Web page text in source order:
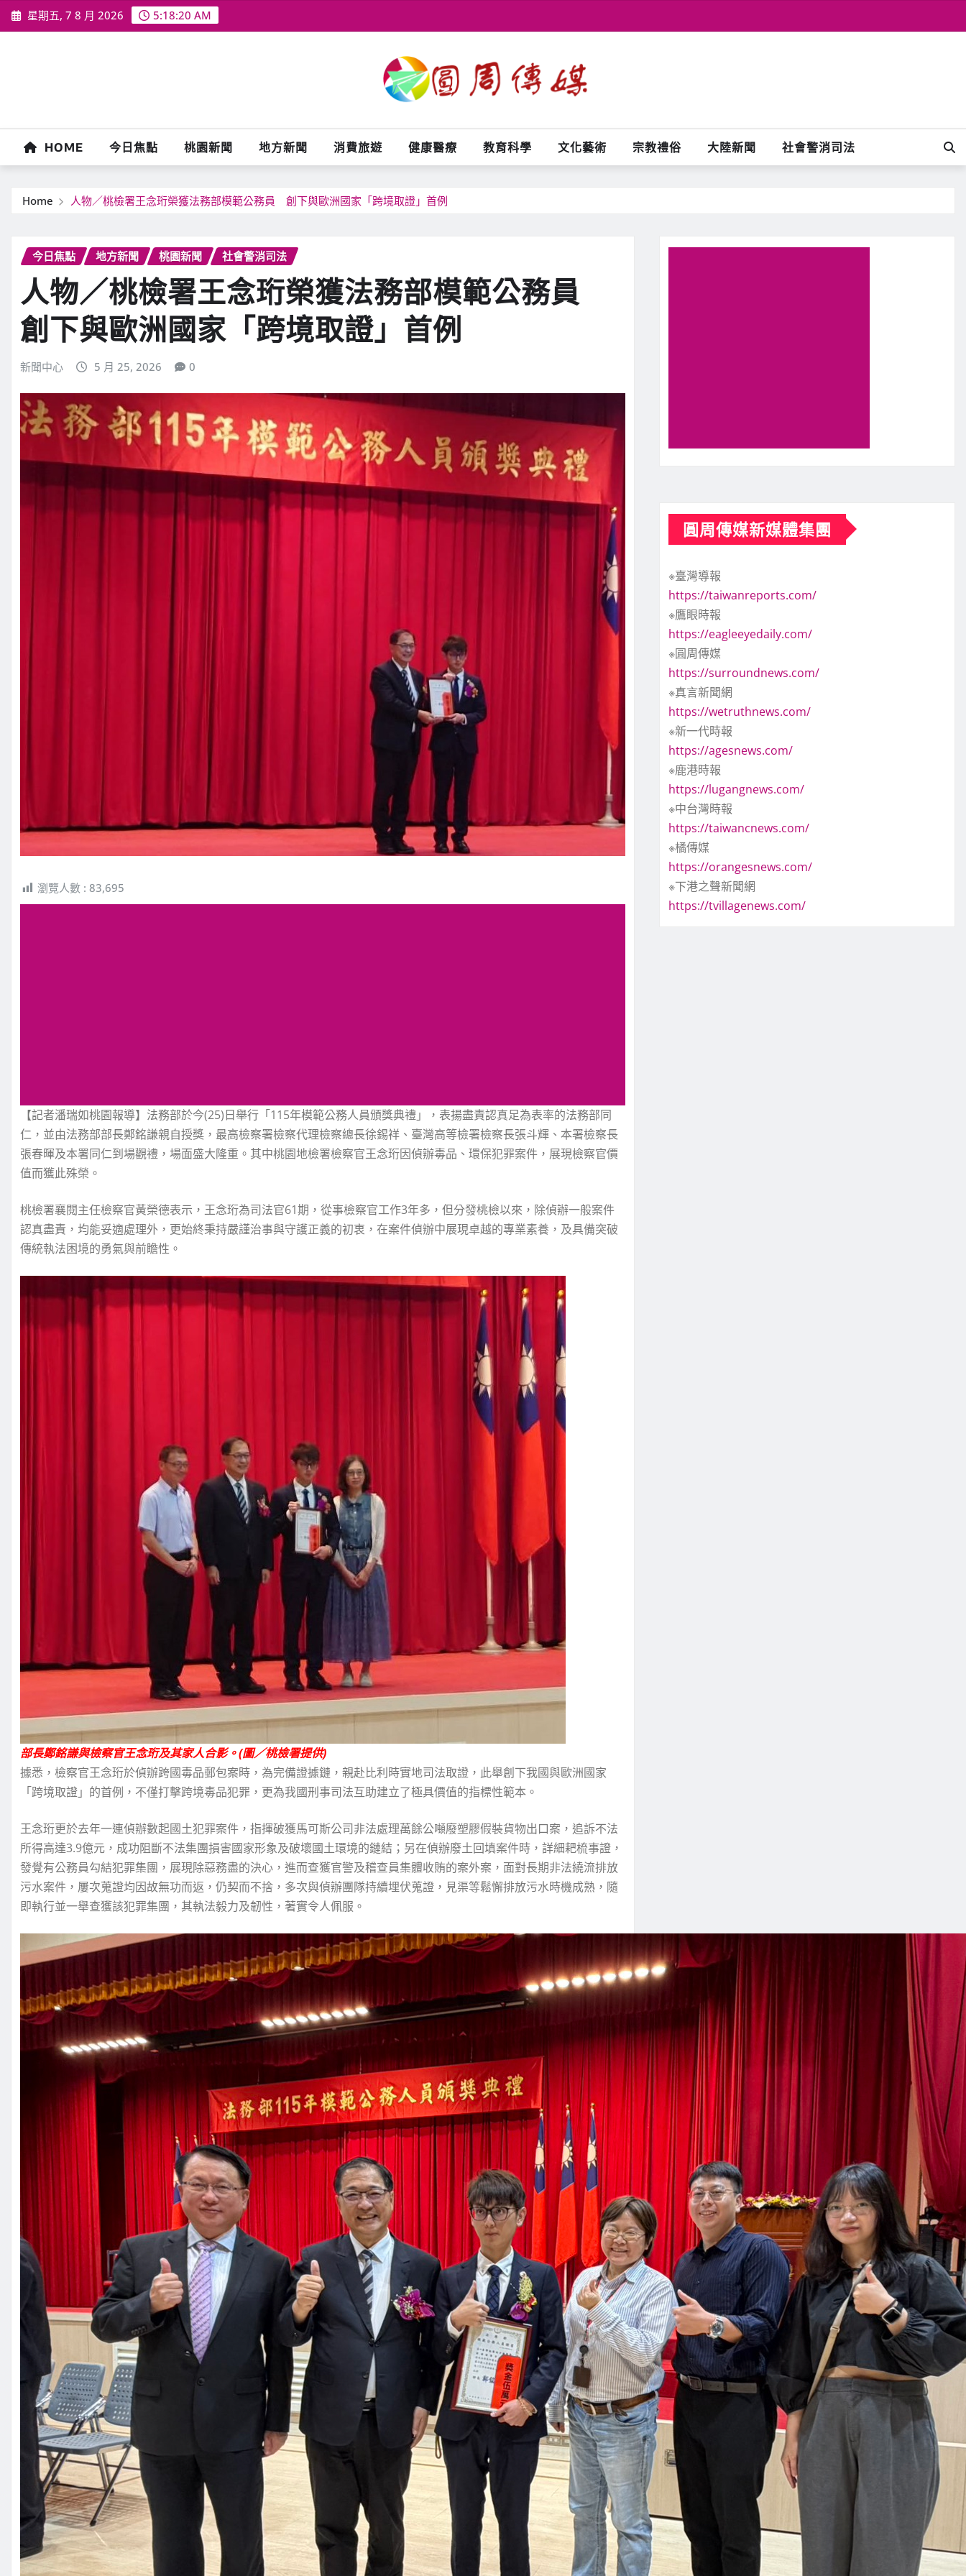
Skip
to
星期五, 7 8 月 2026 5:18:23 AM
HOME 今日焦點 桃園新聞 地方新聞 消費旅遊 健康醫療 教育科學 文化藝術 宗教禮俗 大陸新聞 社會警消司法
Home 人物／桃檢署王念珩榮獲法務部模範公務員 創下與歐洲國家「跨境取證」首例
今日焦點 地方新聞 桃園新聞 社會警消司法
人物／桃檢署王念珩榮獲法務部模範公務員
創下與歐洲國家「跨境取證」首例
新聞中心 5 月 25, 2026 0
瀏覽人數 : 83,695
【記者潘瑞如桃園報導】法務部於今(25)日舉行「115年模範公務人員頒獎典禮」，表揚盡責認真足為表率的法務部同
仁，並由法務部部長鄭銘謙親自授獎，最高檢察署檢察代理檢察總長徐錫祥、臺灣高等檢署檢察長張斗輝、本署檢察長
張春暉及本署同仁到場觀禮，場面盛大隆重。其中桃園地檢署檢察官王念珩因偵辦毒品、環保犯罪案件，展現檢察官價
值而獲此殊榮。
桃檢署襄閱主任檢察官黃榮德表示，王念珩為司法官61期，從事檢察官工作3年多，但分發桃檢以來，除偵辦一般案件
認真盡責，均能妥適處理外，更始終秉持嚴謹治事與守護正義的初衷，在案件偵辦中展現卓越的專業素養，及具備突破
傳統執法困境的勇氣與前瞻性。
部長鄭銘謙與檢察官王念珩及其家人合影。(圖／桃檢署提供)
據悉，檢察官王念珩於偵辦跨國毒品郵包案時，為完備證據鏈，親赴比利時實地司法取證，此舉創下我國與歐洲國家
「跨境取證」的首例，不僅打擊跨境毒品犯罪，更為我國刑事司法互助建立了極具價值的指標性範本。
王念珩更於去年一連偵辦數起國土犯罪案件，指揮破獲馬可斯公司非法處理萬餘公噸廢塑膠假裝貨物出口案，追訴不法
所得高達3.9億元，成功阻斷不法集團損害國家形象及破壞國土環境的鏈結；另在偵辦廢土回填案件時，詳細耙梳事證，
發覺有公務員勾結犯罪集團，展現除惡務盡的決心，進而查獲官警及稽查員集體收賄的案外案，面對長期非法繞流排放
污水案件，屢次蒐證均因故無功而返，仍契而不捨，多次與偵辦團隊持續埋伏蒐證，見渠等鬆懈排放污水時機成熟，隨
即執行並一舉查獲該犯罪集團，其執法毅力及韌性，著實令人佩服。
圓周傳媒新媒體集團
※臺灣導報
https://taiwanreports.com/
※鷹眼時報
https://eagleeyedaily.com/
※圓周傳媒
https://surroundnews.com/
※真言新聞網
https://wetruthnews.com/
※新一代時報
https://agesnews.com/
※鹿港時報
https://lugangnews.com/
※中台灣時報
https://taiwancnews.com/
※橘傳媒
https://orangesnews.com/
※下港之聲新聞網
https://tvillagenews.com/